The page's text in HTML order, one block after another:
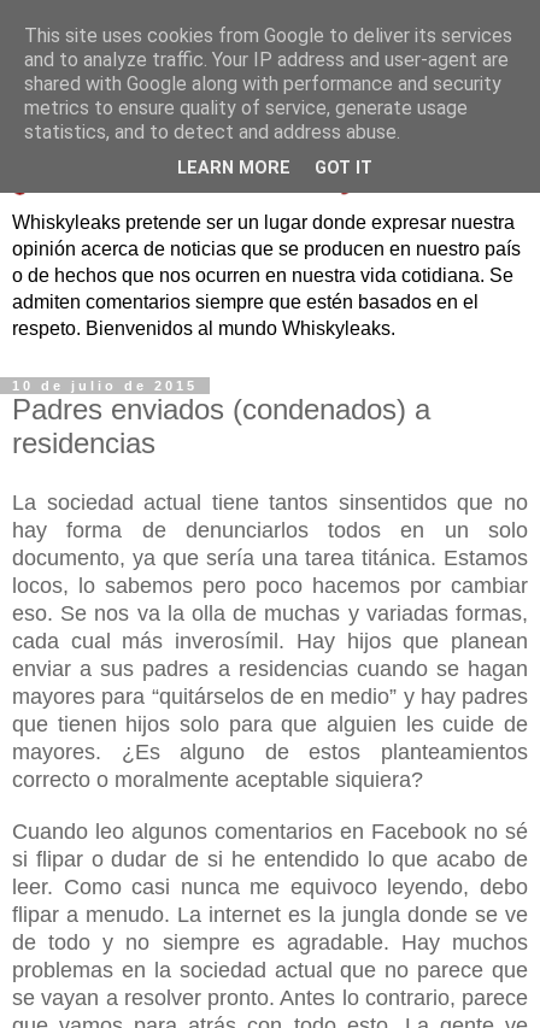
Whiskyleaks pretende ser un lugar donde expresar nuestra
opinión acerca de noticias que se producen en nuestro país
o de hechos que nos ocurren en nuestra vida cotidiana. Se
admiten comentarios siempre que estén basados en el
respeto. Bienvenidos al mundo Whiskyleaks.
10 de julio de 2015
Padres enviados (condenados) a
residencias
La sociedad actual tiene tantos sinsentidos que no
hay forma de denunciarlos todos en un solo
documento, ya que sería una tarea titánica. Estamos
locos, lo sabemos pero poco hacemos por cambiar
eso. Se nos va la olla de muchas y variadas formas,
cada cual más inverosímil. Hay hijos que planean
enviar a sus padres a residencias cuando se hagan
mayores para “quitárselos de en medio” y hay padres
que tienen hijos solo para que alguien les cuide de
mayores. ¿Es alguno de estos planteamientos
correcto o moralmente aceptable siquiera?
Cuando leo algunos comentarios en Facebook no sé
si flipar o dudar de si he entendido lo que acabo de
leer. Como casi nunca me equivoco leyendo, debo
flipar a menudo. La internet es la jungla donde se ve
de todo y no siempre es agradable. Hay muchos
problemas en la sociedad actual que no parece que
se vayan a resolver pronto. Antes lo contrario, parece
This site uses cookies from Google to deliver its services
and to analyze traffic. Your IP address and user-agent are
shared with Google along with performance and security
metrics to ensure quality of service, generate usage
statistics, and to detect and address abuse.
LEARN MORE GOT IT